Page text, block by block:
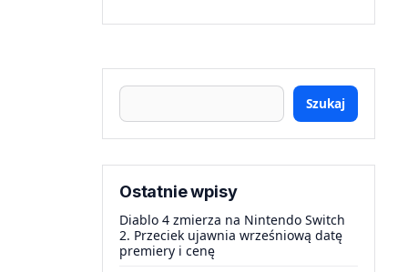
Szukaj
Ostatnie wpisy
Diablo 4 zmierza na Nintendo Switch
2. Przeciek ujawnia wrześniową datę
premiery i cenę